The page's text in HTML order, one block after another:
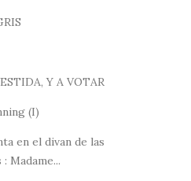
Y A VOTAR
(I)
en el divan de las
Madame...